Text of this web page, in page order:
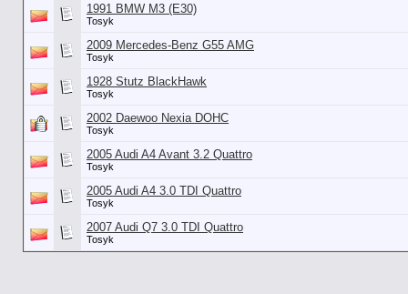
1991 BMW M3 (E30)
Tosyk
2009 Mercedes-Benz G55 AMG
Tosyk
1928 Stutz BlackHawk
Tosyk
2002 Daewoo Nexia DOHC
Tosyk
2005 Audi A4 Avant 3.2 Quattro
Tosyk
2005 Audi A4 3.0 TDI Quattro
Tosyk
2007 Audi Q7 3.0 TDI Quattro
Tosyk